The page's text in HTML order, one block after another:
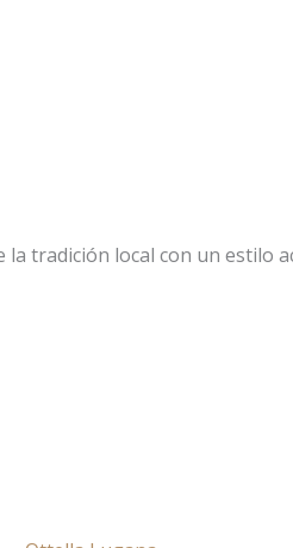
tradición local con un estilo